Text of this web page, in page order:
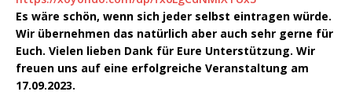
Es wäre schön, wenn sich jeder selbst eintragen würde.
Wir übernehmen das natürlich aber auch sehr gerne für
Euch. Vielen lieben Dank für Eure Unterstützung. Wir
freuen uns auf eine erfolgreiche Veranstaltung am
17.09.2023.